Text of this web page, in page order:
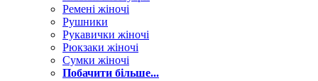
Ремені жіночі
Рушники
Рукавички жіночі
Рюкзаки жіночі
Сумки жіночі
Побачити більше...